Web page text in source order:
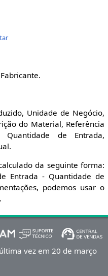
Unidade de Negócio,
do Material, Referência
de Entrada,
da seguinte forma:
Entrada - Quantidade de
podemos usar o
.
vez em 20 de março